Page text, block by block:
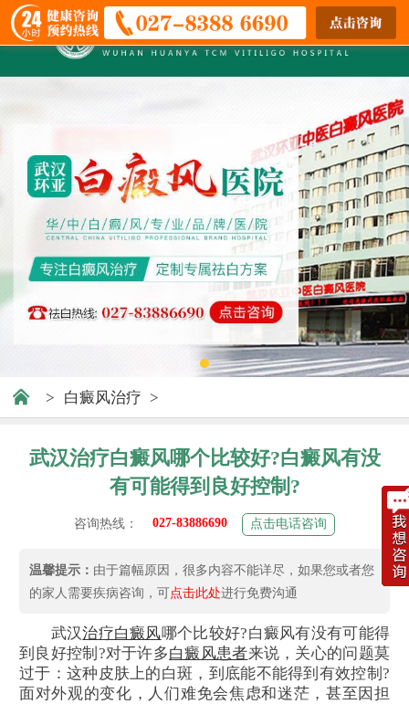
> 白癜风治疗 >
武汉治疗白癜风哪个比较好?白癜风有没
有可能得到良好控制?
咨询热线： 027-83886690 点击电话咨询
温馨提示： 由于篇幅原因，很多内容不能详尽，如果您或者您
的家人需要疾病咨询，可点击此处进行免费沟通
武汉治疗白癜风哪个比较好?白癜风有没有可能得
到良好控制?对于许多白癜风患者来说，关心的问题莫
过于：这种皮肤上的白斑，到底能不能得到有效控制?
面对外观的变化，人们难免会焦虑和迷茫，甚至因担